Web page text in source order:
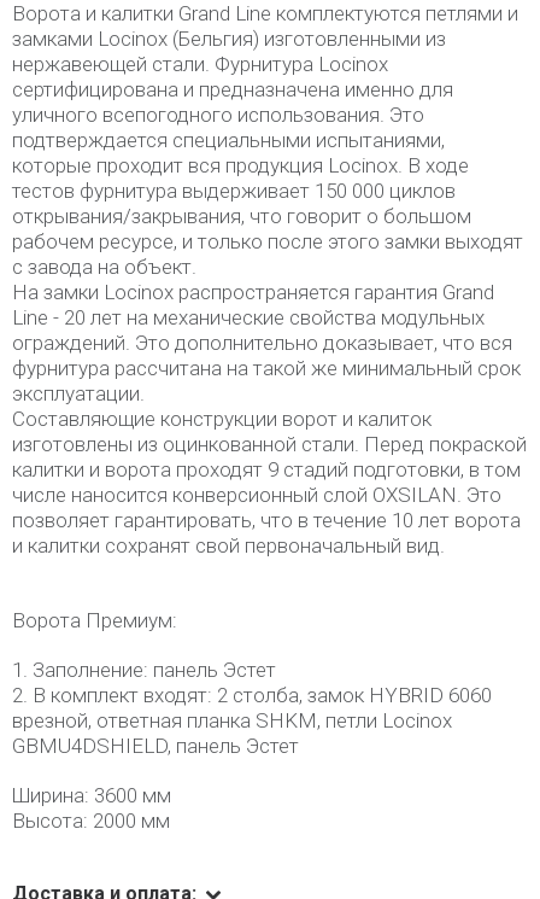
Ворота и калитки Grand Line комплектуются петлями и
замками Locinox (Бельгия) изготовленными из
нержавеющей стали. Фурнитура Locinox
сертифицирована и предназначена именно для
уличного всепогодного использования. Это
подтверждается специальными испытаниями,
которые проходит вся продукция Locinox. В ходе
тестов фурнитура выдерживает 150 000 циклов
открывания/закрывания, что говорит о большом
рабочем ресурсе, и только после этого замки выходят
с завода на объект.
На замки Locinox распространяется гарантия Grand
Line - 20 лет на механические свойства модульных
ограждений. Это дополнительно доказывает, что вся
фурнитура рассчитана на такой же минимальный срок
эксплуатации.
Составляющие конструкции ворот и калиток
изготовлены из оцинкованной стали. Перед покраской
калитки и ворота проходят 9 стадий подготовки, в том
числе наносится конверсионный слой OXSILAN. Это
позволяет гарантировать, что в течение 10 лет ворота
и калитки сохранят свой первоначальный вид.
Ворота Премиум:
1. Заполнение: панель Эстет
2. В комплект входят: 2 столба, замок HYBRID 6060
врезной, ответная планка SHKM, петли Locinox
GBMU4DSHIELD, панель Эстет
Ширина: 3600 мм
Высота: 2000 мм
Доставка и оплата: